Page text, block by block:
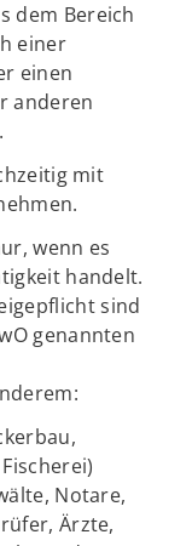
dem Bereich
einer
einen
anderen
mit
wenn es
handelt.
sind
genannten
Notare,
Ärzte,